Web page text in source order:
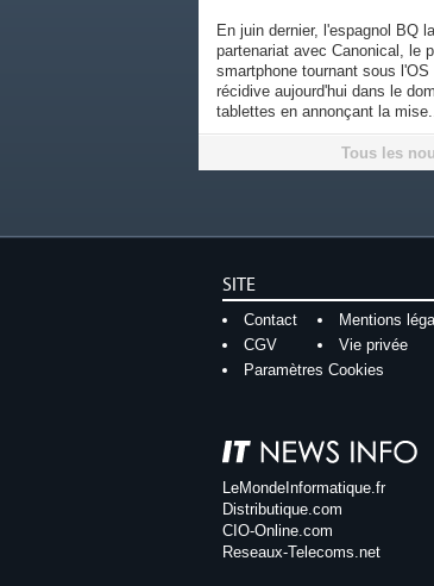
En juin dernier, l'espagnol BQ
partenariat avec Canonical, le
smartphone tournant sous l'OS
récidive aujourd'hui dans le
tablettes en annonçant la
Tous les
SITE
Contact
Mentions
CGV
Vie privée
Paramètres Cookies
LeMondeInformatique.fr
Distributique.com
CIO-Online.com
Reseaux-Telecoms.net